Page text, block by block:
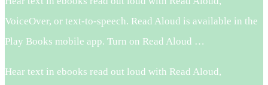
VoiceOver, or text-to-speech. Read Aloud is available in the
Play Books mobile app. Turn on Read Aloud …
Hear text in ebooks read out loud with Read Aloud,